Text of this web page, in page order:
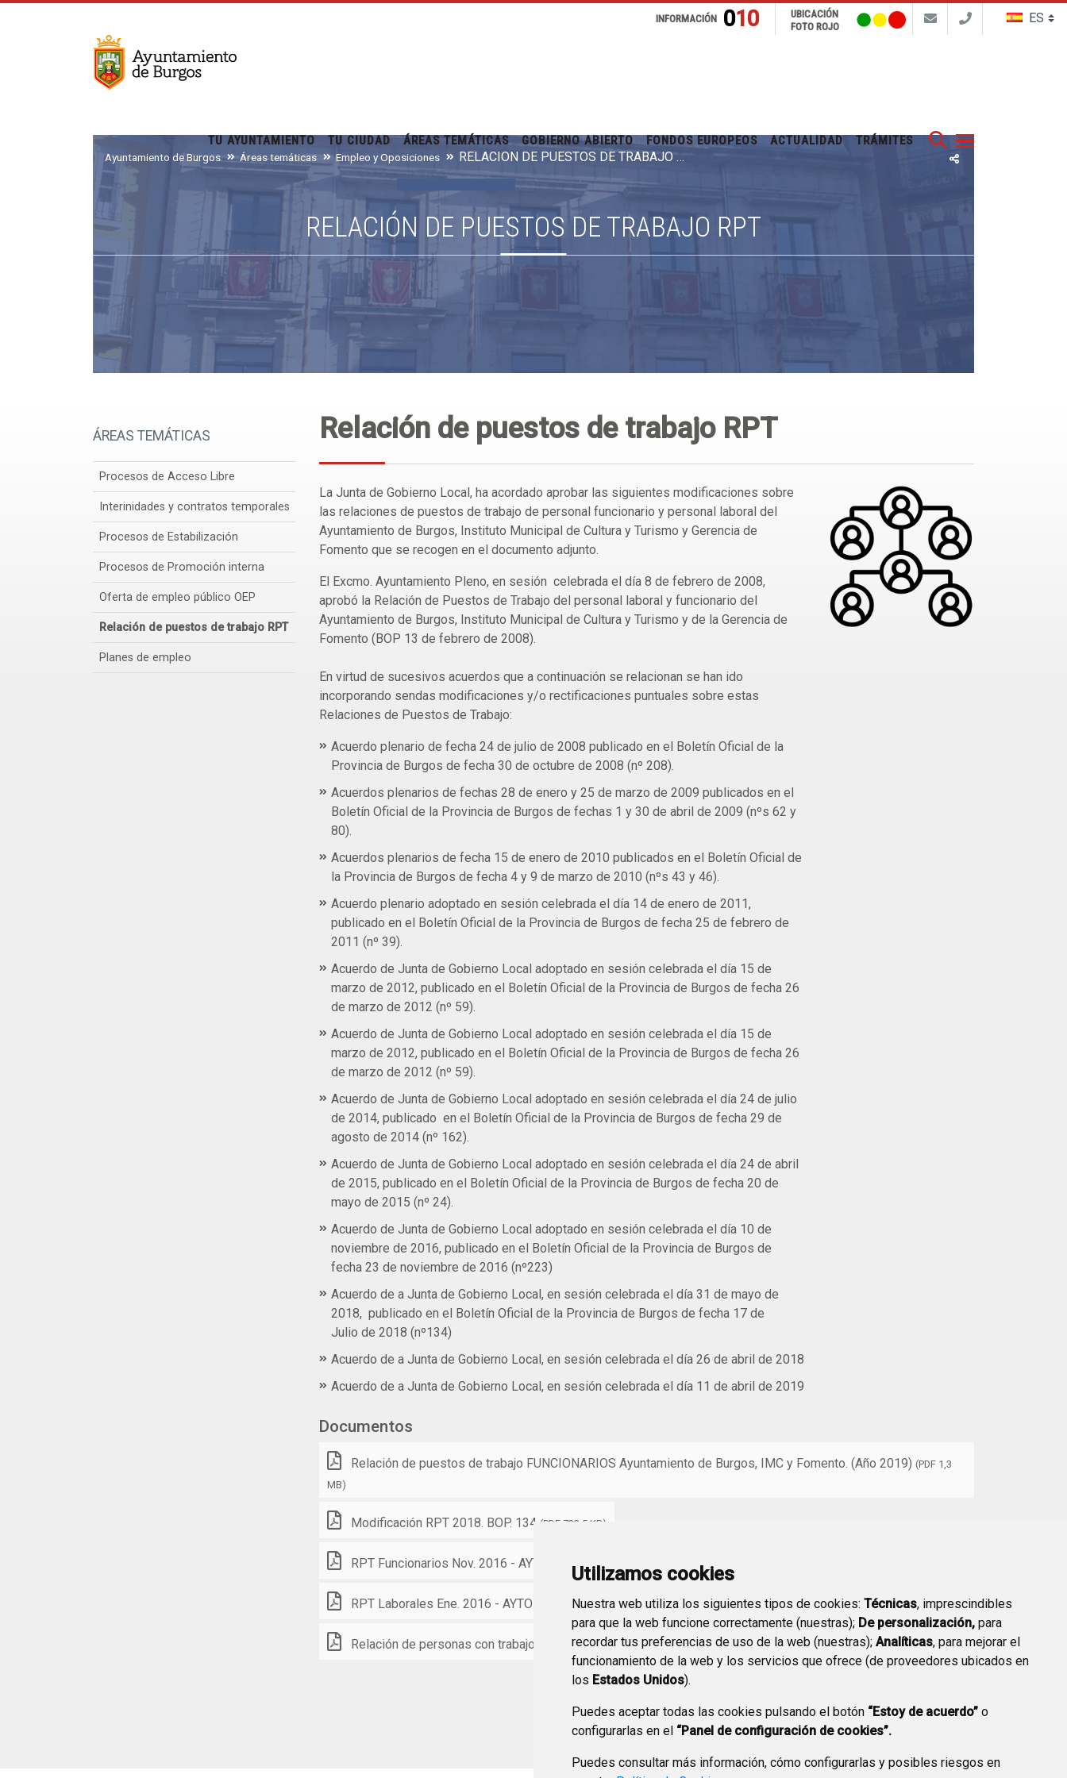
Utilizamos cookies
Nuestra web utiliza los siguientes tipos de cookies: Técnicas, imprescindibles
para que la web funcione correctamente (nuestras); De personalización, para
recordar tus preferencias de uso de la web (nuestras); Analíticas, para mejorar el
funcionamiento de la web y los servicios que ofrece (de proveedores ubicados en
los Estados Unidos).
Puedes aceptar todas las cookies pulsando el botón “Estoy de acuerdo” o
configurarlas en el “Panel de configuración de cookies”.
Puedes consultar más información, cómo configurarlas y posibles riesgos en
Buscar
INFORMACIÓN 010
UBICACIÓN
FOTO ROJO
TU AYUNTAMIENTO TU CIUDAD ÁREAS TEMÁTICAS GOBIERNO ABIERTO FONDOS EUROPEOS ACTUALIDAD TRÁMITES
Ayuntamiento de Burgos Áreas temáticas Empleo y Oposiciones RELACIÓN DE PUESTOS DE TRABAJO RPT
RELACIÓN DE PUESTOS DE TRABAJO RPT
ÁREAS TEMÁTICAS
Procesos de Acceso Libre
Interinidades y contratos temporales
Procesos de Estabilización
Procesos de Promoción interna
Oferta de empleo público OEP
Relación de puestos de trabajo RPT
Planes de empleo
Relación de puestos de trabajo RPT
La Junta de Gobierno Local, ha acordado aprobar las siguientes modificaciones sobre
las relaciones de puestos de trabajo de personal funcionario y personal laboral del
Ayuntamiento de Burgos, Instituto Municipal de Cultura y Turismo y Gerencia de
Fomento que se recogen en el documento adjunto.
El Excmo. Ayuntamiento Pleno, en sesión celebrada el día 8 de febrero de 2008,
aprobó la Relación de Puestos de Trabajo del personal laboral y funcionario del
Ayuntamiento de Burgos, Instituto Municipal de Cultura y Turismo y de la Gerencia de
Fomento (BOP 13 de febrero de 2008).
En virtud de sucesivos acuerdos que a continuación se relacionan se han ido
incorporando sendas modificaciones y/o rectificaciones puntuales sobre estas
Relaciones de Puestos de Trabajo:
Acuerdo plenario de fecha 24 de julio de 2008 publicado en el Boletín Oficial de la
Provincia de Burgos de fecha 30 de octubre de 2008 (nº 208).
Acuerdos plenarios de fechas 28 de enero y 25 de marzo de 2009 publicados en el
Boletín Oficial de la Provincia de Burgos de fechas 1 y 30 de abril de 2009 (nºs 62 y
80).
Acuerdos plenarios de fecha 15 de enero de 2010 publicados en el Boletín Oficial de
la Provincia de Burgos de fecha 4 y 9 de marzo de 2010 (nºs 43 y 46).
Acuerdo plenario adoptado en sesión celebrada el día 14 de enero de 2011,
publicado en el Boletín Oficial de la Provincia de Burgos de fecha 25 de febrero de
2011 (nº 39).
Acuerdo de Junta de Gobierno Local adoptado en sesión celebrada el día 15 de
marzo de 2012, publicado en el Boletín Oficial de la Provincia de Burgos de fecha 26
de marzo de 2012 (nº 59).
Acuerdo de Junta de Gobierno Local adoptado en sesión celebrada el día 15 de
marzo de 2012, publicado en el Boletín Oficial de la Provincia de Burgos de fecha 26
de marzo de 2012 (nº 59).
Acuerdo de Junta de Gobierno Local adoptado en sesión celebrada el día 24 de julio
de 2014, publicado en el Boletín Oficial de la Provincia de Burgos de fecha 29 de
agosto de 2014 (nº 162).
Acuerdo de Junta de Gobierno Local adoptado en sesión celebrada el día 24 de abril
de 2015, publicado en el Boletín Oficial de la Provincia de Burgos de fecha 20 de
mayo de 2015 (nº 24).
Acuerdo de Junta de Gobierno Local adoptado en sesión celebrada el día 10 de
noviembre de 2016, publicado en el Boletín Oficial de la Provincia de Burgos de
fecha 23 de noviembre de 2016 (nº223)
Acuerdo de a Junta de Gobierno Local, en sesión celebrada el día 31 de mayo de
2018, publicado en el Boletín Oficial de la Provincia de Burgos de fecha 17 de
Julio de 2018 (nº134)
Acuerdo de a Junta de Gobierno Local, en sesión celebrada el día 26 de abril de 2018
Acuerdo de a Junta de Gobierno Local, en sesión celebrada el día 11 de abril de 2019
Documentos
Relación de puestos de trabajo FUNCIONARIOS Ayuntamiento de Burgos, IMC y Fomento. (Año 2019) (PDF 1,3
MB)
Modificación RPT 2018. BOP. 134 (PDF 733,5 KB)
RPT Funcionarios Nov. 2016 - AYTOBURGOS (PDF 59,2 KB)
RPT Laborales Ene. 2016 - AYTOBURGOS (PDF 51,8 KB)
Relación de personas con trabajos compatibles (PDF 30,1 KB)